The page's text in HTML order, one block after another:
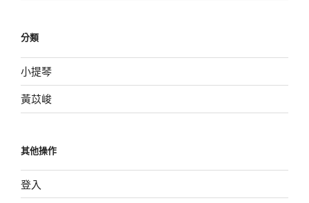
分類
小提琴
黃苡峻
其他操作
登入